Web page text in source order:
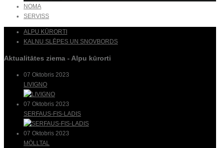
NOMA
SERVISS
ALPU KŪRORTI
KALNU SLĒPES UN SNOVBORDS
Aktualitātes ziema - Alpu kūrorti
07 Oktobris 2023
LIVIGNO
07 Oktobris 2023
SERFAUS-FIS-LADIS
07 Oktobris 2023
MÖLLTAL